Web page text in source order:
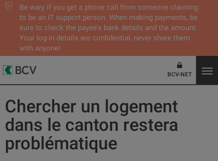
Be wary if you get a phone call from someone claiming
to be an IT support person. When making payments, be
sure to check the payee's bank details and the amount.
Your log-in details are confidential, never share them
with anyone!
BCV-NET
Chercher un logement
dans le canton restera
problématique